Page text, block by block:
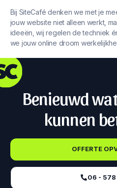
Bij SiteCafé denken we met je
jouw website niet alleen werkt,
ideeën, wij regelen de techniek
we jouw online droom
Benieuwd
kunnen
OFFERTE
06 - 578